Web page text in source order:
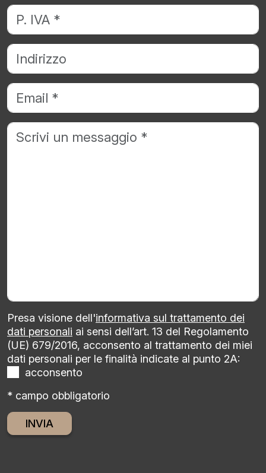
Presa visione dell'informativa sul trattamento dei
dati personali ai sensi dell’art. 13 del Regolamento
(UE) 679/2016, acconsento al trattamento dei miei
dati personali per le finalità indicate al punto 2A:
acconsento
* campo obbligatorio